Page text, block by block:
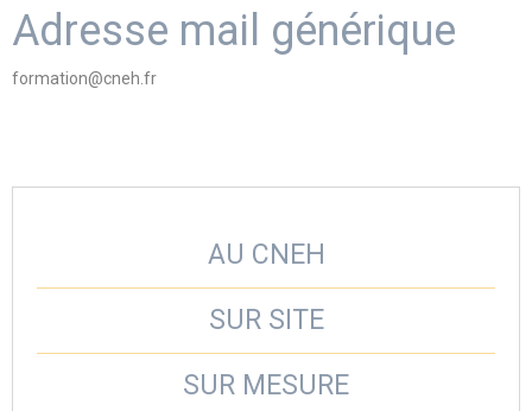
Adresse mail générique
formation@cneh.fr
AU CNEH
SUR SITE
SUR MESURE